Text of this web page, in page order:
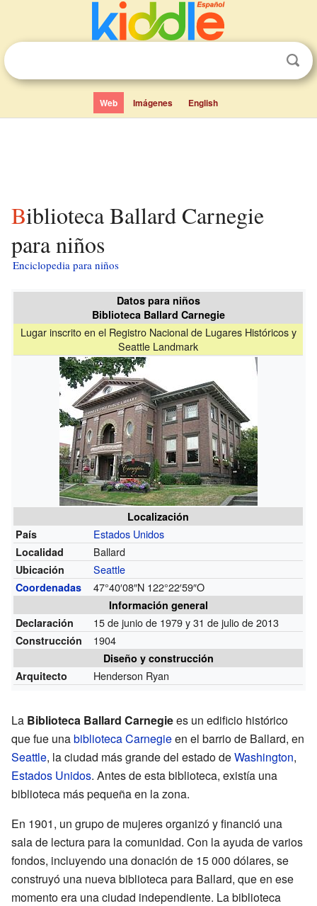
Web Imágenes English
Biblioteca Ballard Carnegie
para niños
Enciclopedia para niños
Datos para niños
Biblioteca Ballard Carnegie
Lugar inscrito en el Registro Nacional de Lugares Históricos y
Seattle Landmark
Localización
País
Estados Unidos
Localidad Ballard
Ubicación Seattle
Coordenadas 47°40′08″N 122°22′59″O
Información general
Declaración
15 de junio de 1979 y 31 de julio de 2013
Construcción 1904
Diseño y construcción
Arquitecto
Henderson Ryan
La Biblioteca Ballard Carnegiees un edificio histórico
que fue unabiblioteca Carnegieen el barrio de Ballard, en
Seattle, la ciudad más grande del estado deWashington,
Estados Unidos. Antes de esta biblioteca, existía una
biblioteca más pequeña en la zona.
En 1901, un grupo de mujeres organizó y financió una
sala de lectura para la comunidad. Con la ayuda de varios
fondos, incluyendo una donación de 15 000 dólares, se
construyó una nueva biblioteca para Ballard, que en ese
momento era una ciudad independiente. La biblioteca